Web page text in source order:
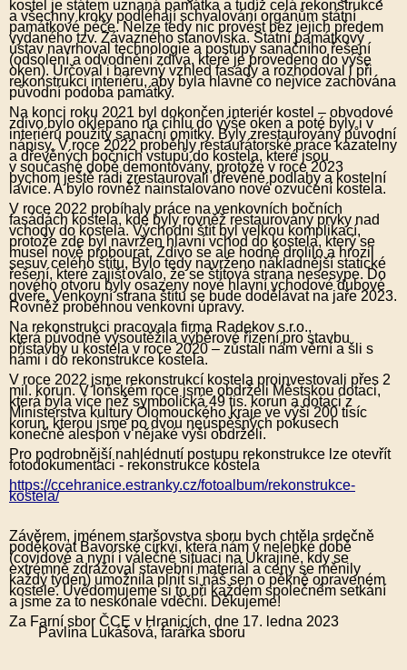
kostel je státem uznaná památka a tudíž celá rekonstrukce
a všechny kroky podléhají schvalování orgánům státní
památkové péče. Nelze tedy nic provést bez jejich předem
vydaného tzv. Závazného stanoviska. Státní památkový
ústav navrhoval technologie a postupy sanačního řešení
(odsolení a odvodnění zdiva, které je provedeno do výše
oken). Určoval i barevný vzhled fasády a rozhodoval i při
rekonstrukci interiéru, aby byla hlavně co nejvíce zachována
původní podoba památky.
Na konci roku 2021 byl dokončen interiér kostel – obvodové
zdivo bylo oklepáno na cihlu do výše oken a poté byly i v
interiéru použity sanační omítky. Byly zrestaurovány původní
nápisy. V roce 2022 proběhly restaurátorské práce kazatelny
a dřevěných bočních vstupů do kostela, které jsou
v současné době demontovány, protože v roce 2023
bychom ještě rádi zrestaurovali dřevěné podlahy a kostelní
lavice. A bylo rovněž nainstalováno nové ozvučení kostela.
V roce 2022 probíhaly práce na venkovních bočních
fasádách kostela, kde byly rovněž restaurovány prvky nad
vchody do kostela. Východní štít byl velkou komplikací,
protože zde byl navržen hlavní vchod do kostela, který se
musel nově probourat. Zdivo se ale hodně drolilo a hrozil
sesuv celého štítu. Bylo tedy navrženo nákladnější statické
řešení, které zajišťovalo, že se štítová strana nesesype. Do
nového otvoru byly osazeny nové hlavní vchodové dubové
dveře. Venkovní strana štítu se bude dodělávat na jaře 2023.
Rovněž proběhnou venkovní úpravy.
Na rekonstrukci pracovala firma Radekov s.r.o.,
která původně vysoutěžila výběrové řízení pro stavbu
přístavby u kostela v roce 2020 – zůstali nám věrní a šli s
námi i do rekonstrukce kostela.
V roce 2022 jsme rekonstrukcí kostela proinvestovali přes 2
mil. korun. V loňském roce jsme obdrželi Městskou dotaci,
která byla více než symbolická 49 tis. korun a dotaci z
Ministerstva kultury Olomouckého kraje ve výši 200 tisíc
korun, kterou jsme po dvou neúspěšných pokusech
konečně alespoň v nějaké výši obdrželi.
Pro podrobnější nahlédnutí postupu rekonstrukce lze otevřít
fotodokumentaci - rekonstrukce kostela
https://ccehranice.estranky.cz/fotoalbum/rekonstrukce-
kostela/
Závěrem, jménem staršovstva sboru bych chtěla srdečně
poděkovat Bavorské církvi, která nám v nelehké době
(covidové a nyní i válečné situaci na Ukrajině, kdy se
extrémně zdražoval stavební materiál a ceny se měnily
každý týden) umožnila plnit si náš sen o pěkně opraveném
kostele. Uvědomujeme si to při každém společném setkání
a jsme za to neskonale vděční. Děkujeme!
Za Farní sbor ČCE v Hranicích, dne 17. ledna 2023
Pavlína Lukášová, farářka sboru